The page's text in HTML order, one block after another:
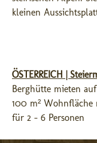
kleinen
ÖSTERREICH |
Berghütte mieten
100 m²
für 2 - 6 Personen